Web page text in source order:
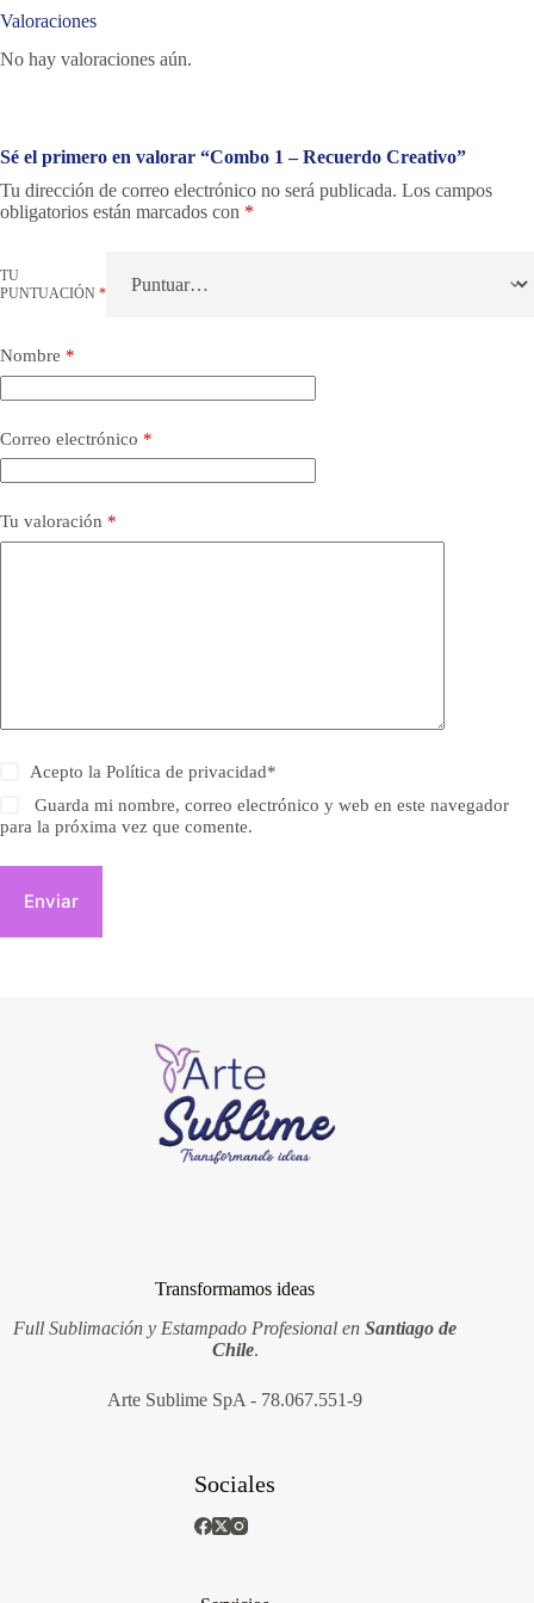
Valoraciones
No hay valoraciones aún.
Sé el primero en valorar “Combo 1 – Recuerdo Creativo”
Tu dirección de correo electrónico no será publicada. Los campos
obligatorios están marcados con *
TU
PUNTUACIÓN *
Nombre *
Correo electrónico *
Tu valoración *
Acepto laPolítica de privacidad*
Guarda mi nombre, correo electrónico y web en este navegador
para la próxima vez que comente.
Enviar
Transformamos ideas
Full Sublimación y Estampado Profesional enSantiago de
Chile.
Arte Sublime SpA - 78.067.551-9
Sociales